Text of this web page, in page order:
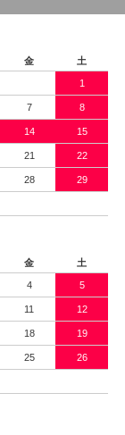
金 土
1
7 8
14 15
21 22
28 29
金 土
4 5
11 12
18 19
25 26